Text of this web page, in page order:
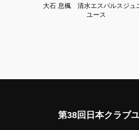
大石 息楓 清水エスパルスジュ
ユース
第38回日本クラブ